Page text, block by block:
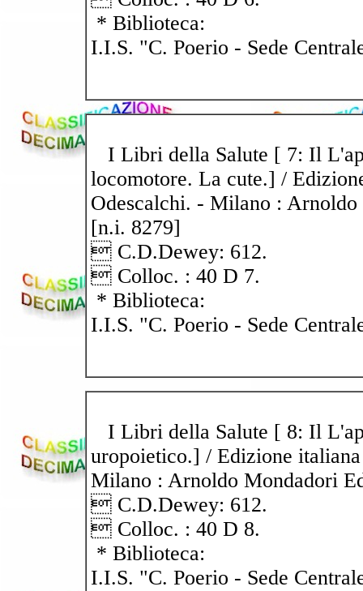
* Biblioteca:
I.I.S. "C. Poerio - Sede
I Libri della Salute [ 7: Il
locomotore. La cute.] /
Odescalchi. - Milano :
[n.i. 8279]
 C.D.Dewey: 612.
 Colloc. : 40 D 7.
* Biblioteca:
I.I.S. "C. Poerio - Sede
I Libri della Salute [ 8: Il
uropoietico.] / Edizione
Milano : Arnoldo Mondadori
 C.D.Dewey: 612.
 Colloc. : 40 D 8.
* Biblioteca:
I.I.S. "C. Poerio - Sede